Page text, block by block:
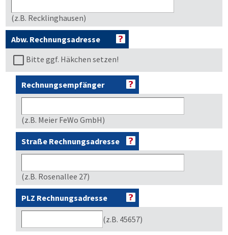
(z.B. Recklinghausen)
Abw. Rechnungsadresse
Bitte ggf. Häkchen setzen!
Rechnungsempfänger
(z.B. Meier FeWo GmbH)
Straße Rechnungsadresse
(z.B. Rosenallee 27)
PLZ Rechnungsadresse
(z.B. 45657)